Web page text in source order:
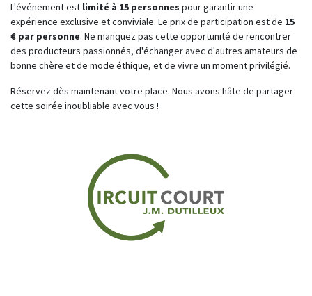
L'événement est limité à 15 personnes pour garantir une
expérience exclusive et conviviale. Le prix de participation est de 15
€ par personne. Ne manquez pas cette opportunité de rencontrer
des producteurs passionnés, d'échanger avec d'autres amateurs de
bonne chère et de mode éthique, et de vivre un moment privilégié.
Réservez dès maintenant votre place. Nous avons hâte de partager
cette soirée inoubliable avec vous !